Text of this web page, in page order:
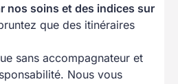
nos soins et des indices sur
que des itinéraires
sans accompagnateur et
Nous vous